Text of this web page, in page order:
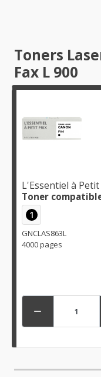
Toners
Fax L 900
L'Essentiel à
Toner
1
GNCLAS863L
4000 pages
